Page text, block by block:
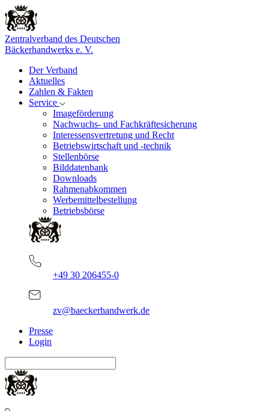
Zentralverband des Deutschen
Bäckerhandwerks e. V.
Der Verband
Aktuelles
Zahlen & Fakten
Service
Imageförderung
Nachwuchs- und Fachkräftesicherung
Interessensvertretung und Recht
Betriebswirtschaft und -technik
Stellenbörse
Bilddatenbank
Downloads
Rahmenabkommen
Werbemittelbestellung
Betriebsbörse
+49 30 206455-0
zv@baeckerhandwerk.de
Presse
Login